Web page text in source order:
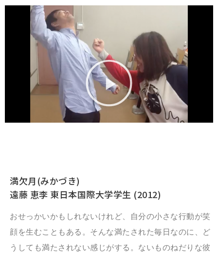
満欠月(みかづき)
遠藤 恵李 東日本国際大学学生 (2012)
おせっかいかもしれないけれど、自分の小さな行動が笑
顔を生むこともある。そんな満たされた毎日なのに、ど
うしても満たされない感じがする。ないものねだりな彼